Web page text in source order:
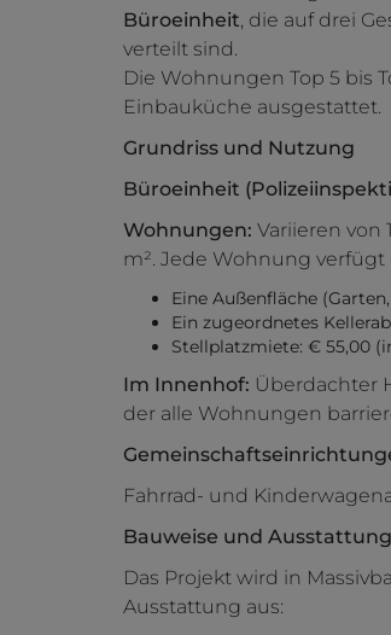
Büroeinheit, die auf drei
verteilt sind.
Die Wohnungen Top 5 bis
Einbauküche ausgestattet.
Grundriss und Nutzung
Büroeinheit
Wohnungen: Variieren von
m². Jede Wohnung verfügt
Eine Außenfläche
Ein zugeordnetes
Stellplatzmiete: € 55,00
Im Innenhof: Überdachter
der alle Wohnungen
Fahrrad- und
Bauweise und Ausstattung
Das Projekt wird in
Ausstattung aus: